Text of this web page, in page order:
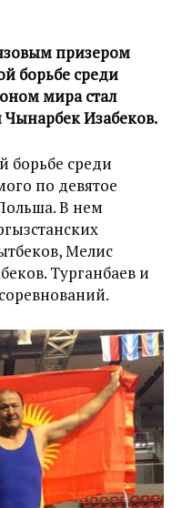
призером
борьбе среди
мира стал
Изабеков.
борьбе среди
по девятое
В нем
Мелис
Турганбаев и